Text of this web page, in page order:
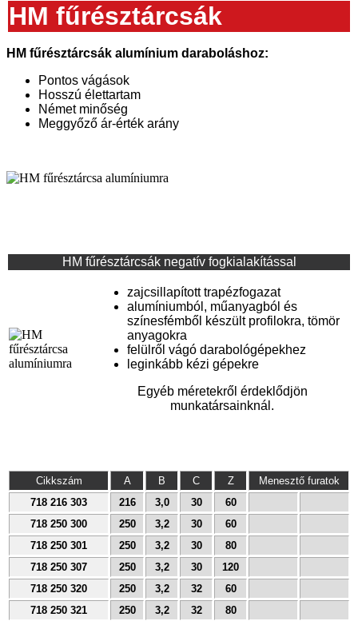
HM fűrésztárcsák
HM fűrésztárcsák alumínium daraboláshoz:
Pontos vágások
Hosszú élettartam
Német minőség
Meggyőző ár-érték arány
HM fűrésztárcsák negatív fogkialakítással
zajcsillapított trapézfogazat
alumíniumból, műanyagból és
színesfémből készült profilokra, tömör
anyagokra
felülről vágó darabológépekhez
leginkább kézi gépekre
Egyéb méretekről érdeklődjön
munkatársainknál.
Cikkszám A B C Z
Menesztő furatok
718 216 303
216 3,0 30
60
718 250 300
250 3,2 30
60
718 250 301
250 3,2 30
80
718 250 307
250 3,2 30
120
718 250 320
250 3,2 32
60
718 250 321
250 3,2 32
80